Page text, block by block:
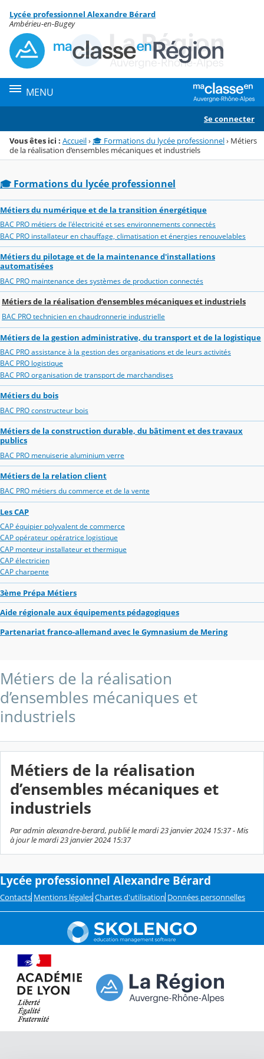
Menu de la rubrique
Contenu
Lycée professionnel Alexandre Bérard
Ambérieu-en-Bugey
MENU
Se connecter
Vous êtes ici : Accueil› 🎓 Formations du lycée professionnel› Métiers
de la réalisation d’ensembles mécaniques et industriels
🎓 Formations du lycée professionnel
Métiers du numérique et de la transition énergétique
BAC PRO métiers de l'électricité et ses environnements connectés
BAC PRO installateur en chauffage, climatisation et énergies renouvelables
Métiers du pilotage et de la maintenance d'installations
automatisées
BAC PRO maintenance des systèmes de production connectés
Métiers de la réalisation d’ensembles mécaniques et industriels
BAC PRO technicien en chaudronnerie industrielle
Métiers de la gestion administrative, du transport et de la logistique
BAC PRO assistance à la gestion des organisations et de leurs activités
BAC PRO logistique
BAC PRO organisation de transport de marchandises
Métiers du bois
BAC PRO constructeur bois
Métiers de la construction durable, du bâtiment et des travaux
publics
BAC PRO menuiserie aluminium verre
Métiers de la relation client
BAC PRO métiers du commerce et de la vente
Les CAP
CAP équipier polyvalent de commerce
CAP opérateur opératrice logistique
CAP monteur installateur et thermique
CAP électricien
CAP charpente
3ème Prépa Métiers
Aide régionale aux équipements pédagogiques
Partenariat franco-allemand avec le Gymnasium de Mering
Métiers de la réalisation
d’ensembles mécaniques et
industriels
Métiers de la réalisation
d’ensembles mécaniques et
industriels
Par admin alexandre-berard, publié le mardi 23 janvier 2024 15:37 - Mis
à jour le mardi 23 janvier 2024 15:37
Lycée professionnel Alexandre Bérard
Contacts Mentions légales Chartes d'utilisation Données personnelles